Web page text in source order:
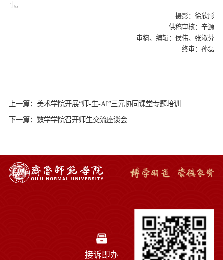
事。
摄影：徐欣彤
供稿审核：辛源
审稿、编辑：侯伟、张淑芬
终审：孙磊
上一篇：美术学院开展“师-生-AI”三元协同课堂专题培训
下一篇：数学学院召开师生交流座谈会
接诉即办